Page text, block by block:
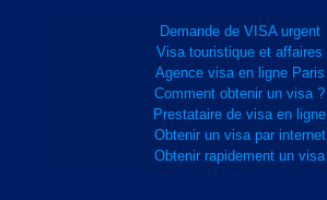
Demande de VISA urgent
Visa touristique et affaires
Agence visa en ligne Paris
Comment obtenir un visa ?
Prestataire de visa en ligne
Obtenir un visa par internet
Obtenir rapidement un visa